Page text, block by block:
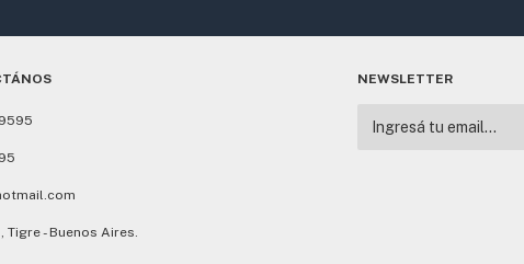
Tigre - Buenos Aires.
NEWSLETTER